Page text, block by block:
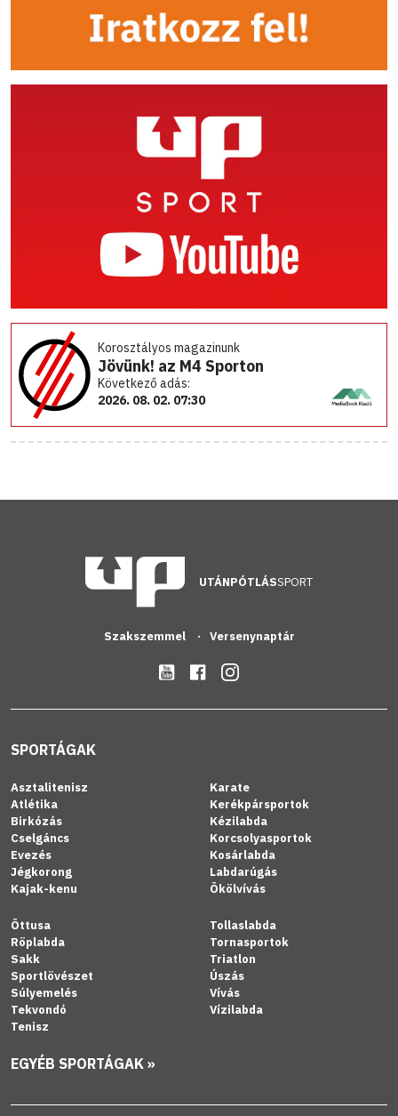
Korosztályos magazinunk
Jövünk! az M4 Sporton
Következő adás:
2026. 08. 02. 07:30
UTÁNPÓTLÁSSPORT
Szakszemmel Versenynaptár
SPORTÁGAK
Asztalitenisz
Atlétika
Birkózás
Cselgáncs
Evezés
Jégkorong
Kajak-kenu
Karate
Kerékpársportok
Kézilabda
Korcsolyasportok
Kosárlabda
Labdarúgás
Ökölvívás
Öttusa
Röplabda
Sakk
Sportlövészet
Súlyemelés
Tekvondó
Tenisz
Tollaslabda
Tornasportok
Triatlon
Úszás
Vívás
Vízilabda
EGYÉB SPORTÁGAK »